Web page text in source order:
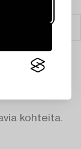
kohteita.